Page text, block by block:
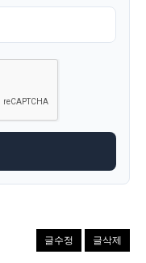
글수정 글삭제